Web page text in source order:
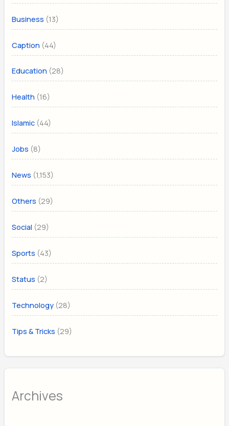
Business (13)
Caption (44)
Education (28)
Health (16)
Islamic (44)
Jobs (8)
News (1,153)
Others (29)
Social (29)
Sports (43)
Status (2)
Technology (28)
Tips & Tricks (29)
Archives